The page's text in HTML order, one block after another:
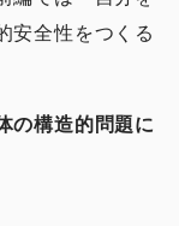
安全性をつくる
の構造的問題に